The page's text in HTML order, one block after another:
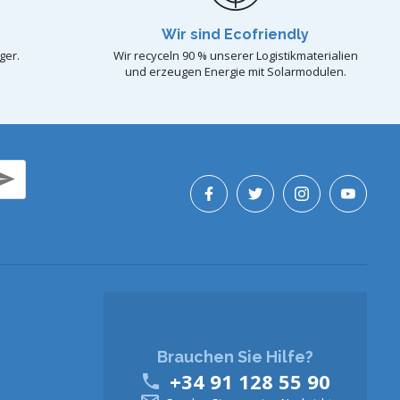
Wir sind Ecofriendly
Wir recyceln 90 % unserer Logistikmaterialien
und erzeugen Energie mit Solarmodulen.
Brauchen Sie Hilfe?
 +34 91 128 55 90